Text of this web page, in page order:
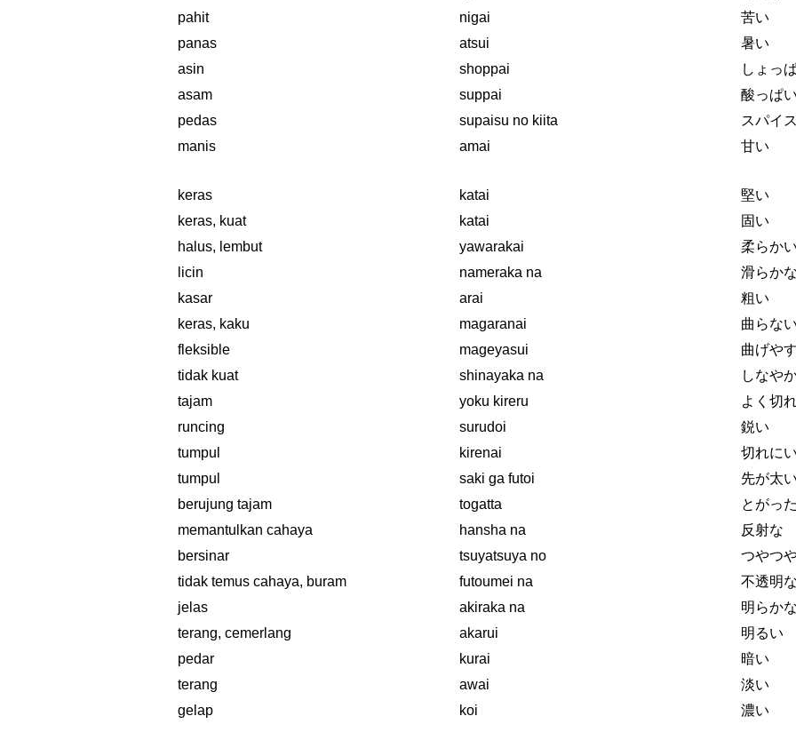
pahit
nigai
苦い
panas
atsui
暑い
asin
shoppai
しょっ
asam
suppai
酸っぱい
pedas
supaisu no kiita
スパイ
manis
amai 甘い
keras katai
堅い
keras, kuat
katai
固い
halus, lembut
yawarakai
柔らかい
licin
nameraka na
滑らかな
kasar
arai
粗い
keras, kaku
magaranai
曲らない
fleksible
mageyasui
曲げや
tidak kuat
shinayaka na
しなや
tajam
yoku kireru
よく切
runcing
surudoi
鋭い
tumpul
kirenai
切れにい
tumpul
saki ga futoi
先が太い
berujung tajam
togatta
とがった
memantulkan cahaya
hansha na
反射な
bersinar
tsuyatsuya no
つやつ
tidak temus cahaya, buram
futoumei na
不透明な
jelas
akiraka na
明らかな
terang, cemerlang
akarui
明るい
pedar
kurai
暗い
terang
awai
淡い
gelap
koi 濃い